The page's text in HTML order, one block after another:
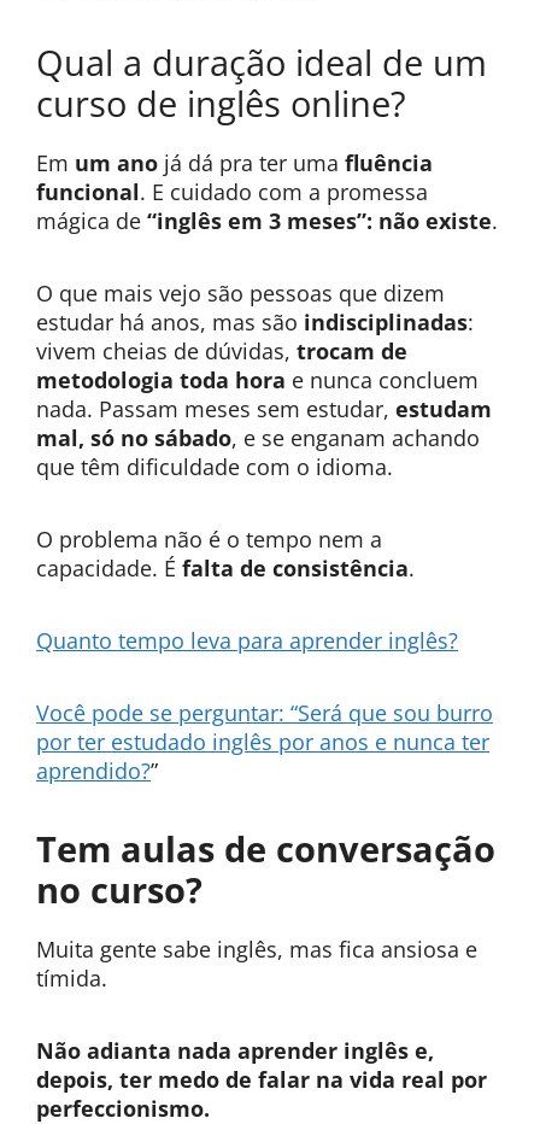
Qual a duração ideal de um
curso de inglês online?
Em um ano já dá pra ter uma fluência
funcional. E cuidado com a promessa
mágica de “inglês em 3 meses”: não existe.
O que mais vejo são pessoas que dizem
estudar há anos, mas são indisciplinadas:
vivem cheias de dúvidas, trocam de
metodologia toda hora e nunca concluem
nada. Passam meses sem estudar, estudam
mal, só no sábado, e se enganam achando
que têm dificuldade com o idioma.
O problema não é o tempo nem a
capacidade. É falta de consistência.
Quanto tempo leva para aprender inglês?
Você pode se perguntar: “Será que sou burro
por ter estudado inglês por anos e nunca ter
aprendido?”
Tem aulas de conversação
no curso?
Muita gente sabe inglês, mas fica ansiosa e
tímida.
Não adianta nada aprender inglês e,
depois, ter medo de falar na vida real por
perfeccionismo.